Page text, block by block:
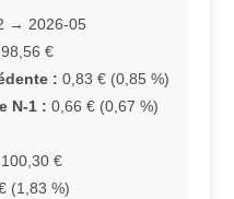
→ 2026-05
98,56 €
: 0,83 € (0,85 %)
N-1 : 0,66 € (0,67 %)
€
(1,83 %)